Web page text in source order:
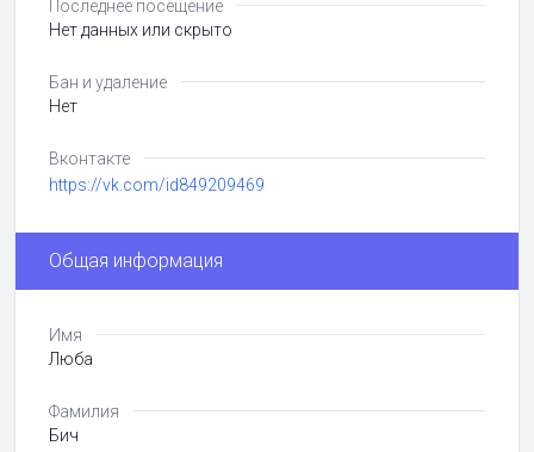
Последнее посещение
Нет данных или скрыто
Бан и удаление
Нет
Вконтакте
https://vk.com/id849209469
Общая информация
Имя
Люба
Фамилия
Бич